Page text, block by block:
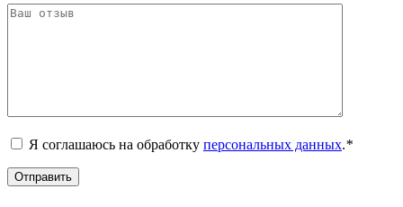
Я соглашаюсь на обработку персональных данных.*